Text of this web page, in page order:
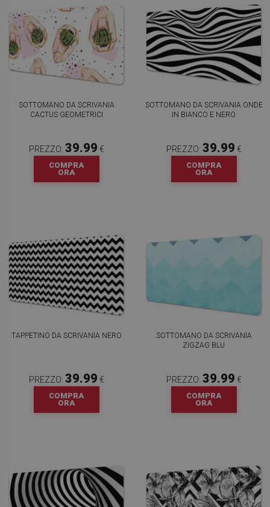
SOTTOMANO DA SCRIVANIA
CACTUS GEOMETRICI
PREZZO: 39.99 €
COMPRA
ORA
SOTTOMANO DA SCRIVANIA ONDE
IN BIANCO E NERO
PREZZO: 39.99 €
COMPRA
ORA
TAPPETINO DA SCRIVANIA NERO
PREZZO: 39.99 €
COMPRA
ORA
SOTTOMANO DA SCRIVANIA
ZIGZAG BLU
PREZZO: 39.99 €
COMPRA
ORA